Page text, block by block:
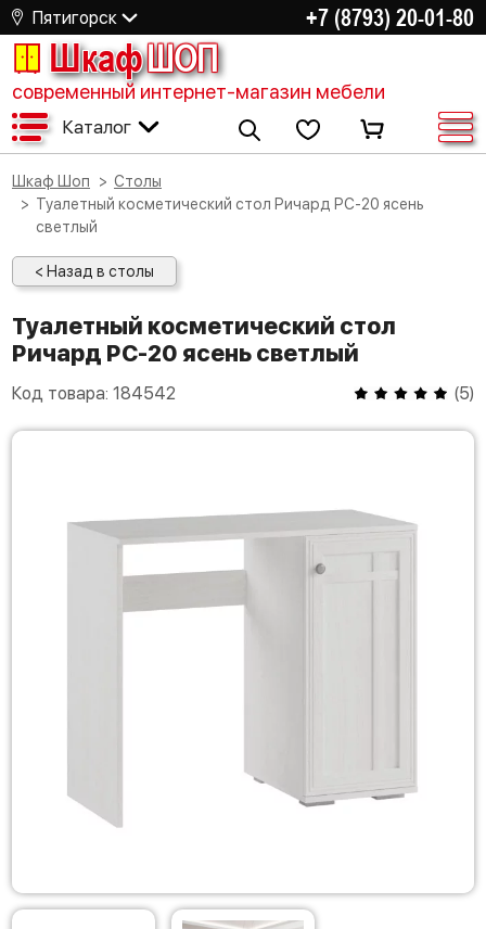
Пятигорск +7 (8793) 20-01-80
ШкафШОП
современный интернет-магазин мебели
Каталог
Шкаф Шоп
Столы
Туалетный косметический стол Ричард РС-20 ясень
светлый
< Назад в столы
Туалетный косметический стол
Ричард РС-20 ясень светлый
Код товара: 184542 (5)